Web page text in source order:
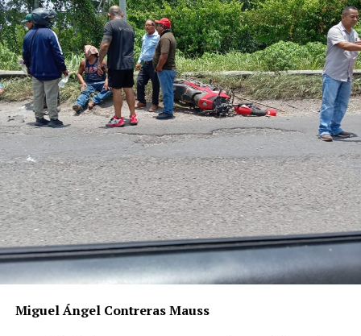
Miguel Ángel Contreras Mauss